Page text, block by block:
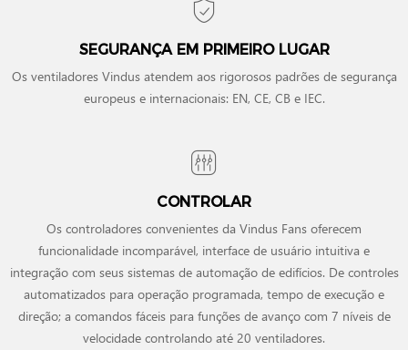
SEGURANÇA EM PRIMEIRO LUGAR
Os ventiladores Vindus atendem aos rigorosos padrões de segurança
europeus e internacionais: EN, CE, CB e IEC.
CONTROLAR
Os controladores convenientes da Vindus Fans oferecem
funcionalidade incomparável, interface de usuário intuitiva e
integração com seus sistemas de automação de edifícios. De controles
automatizados para operação programada, tempo de execução e
direção; a comandos fáceis para funções de avanço com 7 níveis de
velocidade controlando até 20 ventiladores.